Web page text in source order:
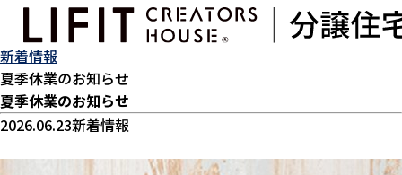
新着情報
TOP
新着情報
夏季休業のお知らせ
夏季休業のお知らせ
2026.06.23新着情報